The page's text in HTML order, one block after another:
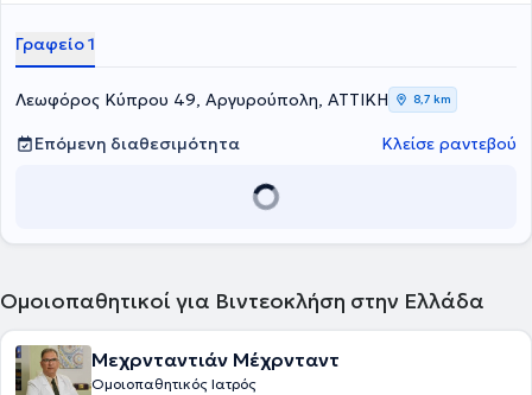
της ποιότητας και των συνθηκών ζωής.
Γραφείο 1
Λεωφόρος Κύπρου 49, Αργυρούπολη, ΑΤΤΙΚΗ 8,7 km
Επόμενη διαθεσιμότητα Κλείσε ραντεβού
Ομοιοπαθητικοί για Βιντεοκλήση στην Ελλάδα
Μεχρνταντιάν Μέχρνταντ
Ομοιοπαθητικός Ιατρός